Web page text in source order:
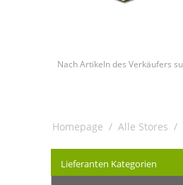
Homepage / Alle Stores /
Lieferanten Kategorien